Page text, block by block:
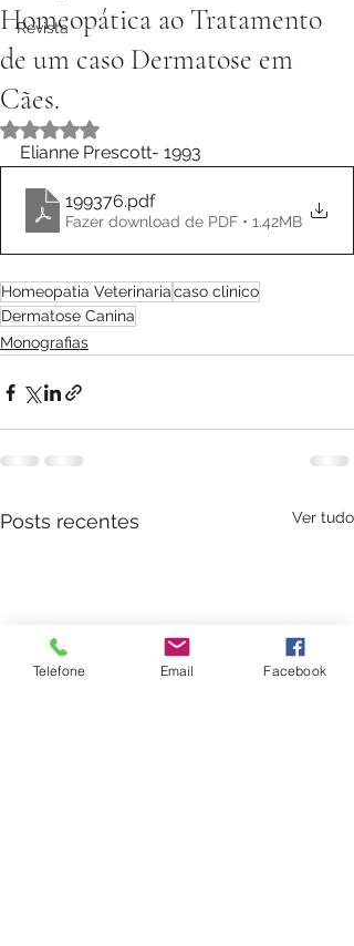
Revista
Homeopática ao Tratamento
de um caso Dermatose em
Cães.
Avaliado com NaN de 5 estrelas.
Elianne Prescott- 1993
199376.pdf
Fazer download de PDF • 1.42MB
Homeopatia Veterinariacaso clinico
Dermatose Canina
Monografias
Posts recentes Ver tudo
Telefone Email Facebook